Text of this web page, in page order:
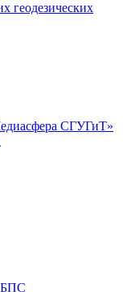
геодезических
СГУГиТ»
БПС